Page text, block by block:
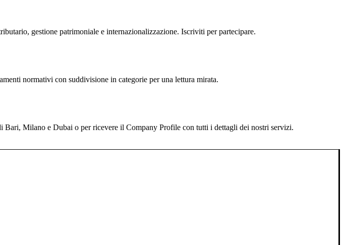
gestione patrimoniale e internazionalizzazione. Iscriviti per partecipare.
normativi con suddivisione in categorie per una lettura mirata.
Bari, Milano e Dubai o per ricevere il Company Profile con tutti i dettagli dei nostri servizi.